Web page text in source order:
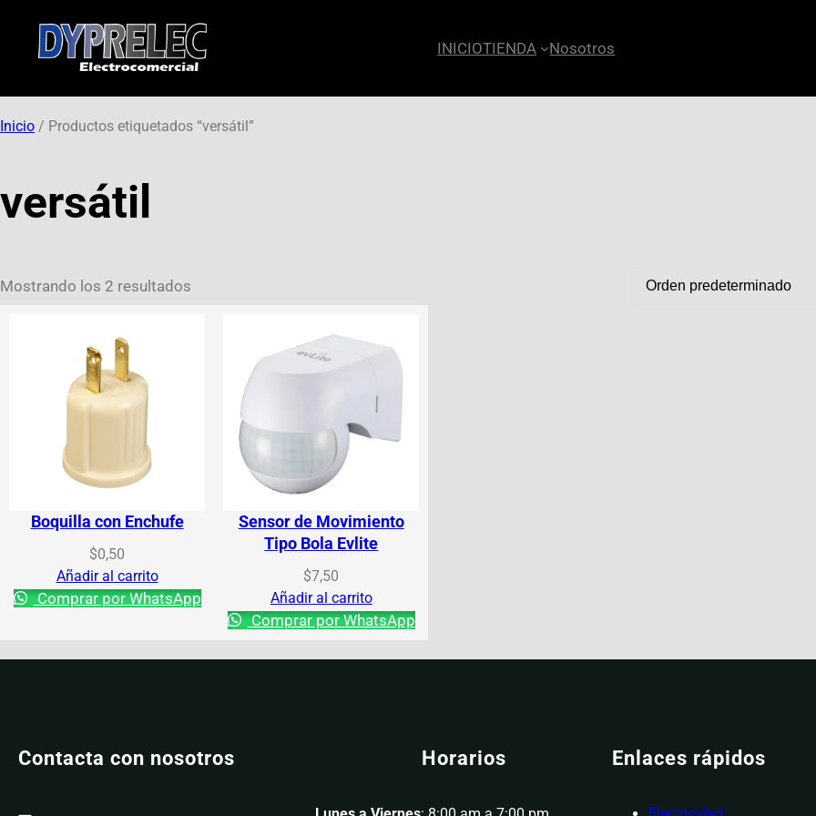
INICIOTIENDA Nosotros
Inicio / Productos etiquetados “versátil”
versátil
Mostrando los 2 resultados
Boquilla con Enchufe
$0,50
Añadir al carrito
Comprar por WhatsApp
Sensor de Movimiento
Tipo Bola Evlite
$7,50
Añadir al carrito
Comprar por WhatsApp
Contacta con nosotros Horarios Enlaces rápidos